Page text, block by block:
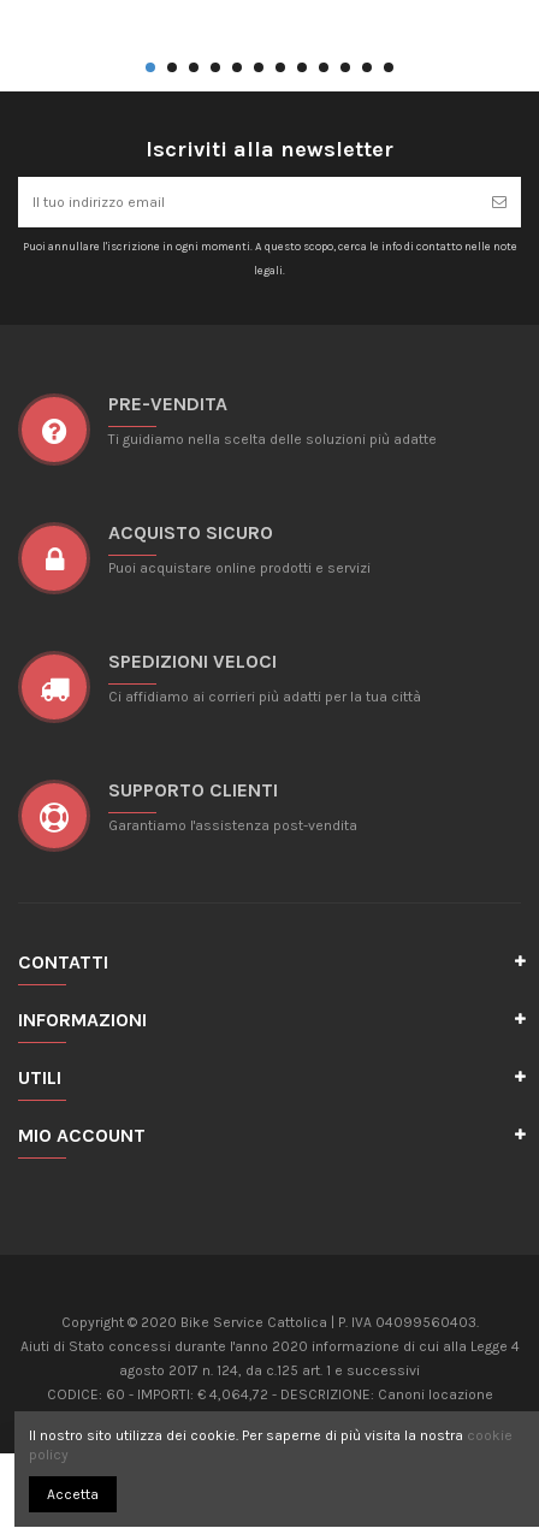
Iscriviti alla newsletter
Puoi annullare l'iscrizione in ogni momenti. A questo scopo, cerca le info di contatto nelle note
legali.
PRE-VENDITA
Ti guidiamo nella scelta delle soluzioni più adatte
ACQUISTO SICURO
Puoi acquistare online prodotti e servizi
SPEDIZIONI VELOCI
Ci affidiamo ai corrieri più adatti per la tua città
SUPPORTO CLIENTI
Garantiamo l'assistenza post-vendita
CONTATTI
INFORMAZIONI
UTILI
MIO ACCOUNT
Copyright © 2020 Bike Service Cattolica | P. IVA 04099560403.
Aiuti di Stato concessi durante l'anno 2020 informazione di cui alla Legge 4
agosto 2017 n. 124, da c.125 art. 1 e successivi
CODICE: 60 - IMPORTI: € 4,064,72 - DESCRIZIONE: Canoni locazione
CODICE: 20 - IMPORTI: € 8,624,00 - DESCRIZIONE: Contributo Fondo perduto
Il nostro sito utilizza dei cookie. Per saperne di più visita la nostra cookie
policy
Accetta